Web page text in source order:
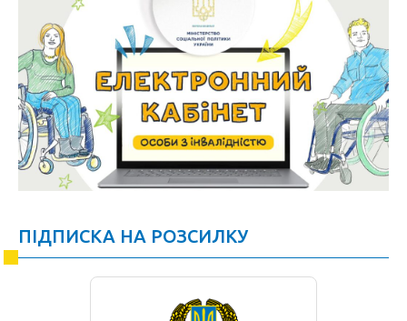
ПІДПИСКА НА РОЗСИЛКУ